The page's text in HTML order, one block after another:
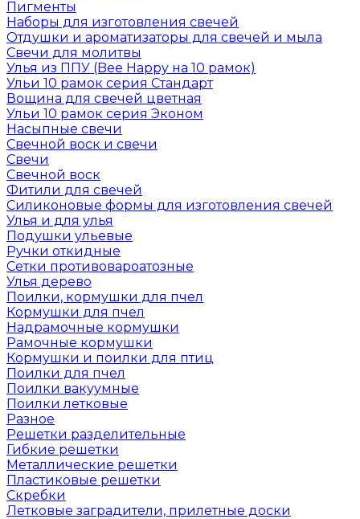
Пигменты
Наборы для изготовления свечей
Отдушки и ароматизаторы для свечей и мыла
Свечи для молитвы
Улья из ППУ (Bee Happy на 10 рамок)
Ульи 10 рамок серия Стандарт
Вощина для свечей цветная
Ульи 10 рамок серия Эконом
Насыпные свечи
Свечной воск и свечи
Свечи
Свечной воск
Фитили для свечей
Силиконовые формы для изготовления свечей
Улья и для улья
Подушки ульевые
Ручки откидные
Сетки противовароатозные
Улья дерево
Поилки, кормушки для пчел
Кормушки для пчел
Надрамочные кормушки
Рамочные кормушки
Кормушки и поилки для птиц
Поилки для пчел
Поилки вакуумные
Поилки летковые
Разное
Решетки разделительные
Гибкие решетки
Металлические решетки
Пластиковые решетки
Скребки
Летковые заградители, прилетные доски